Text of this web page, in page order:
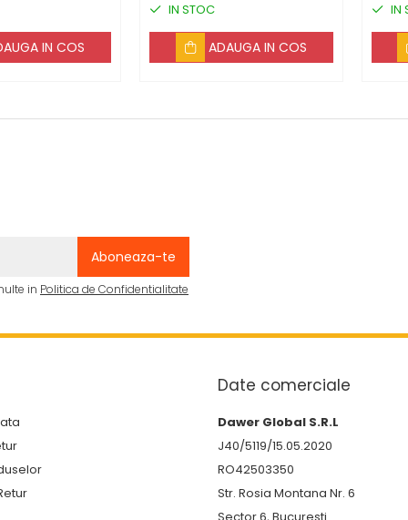
IN COS
condensatori, corp
fonta
IN STOC
ADAUGA IN COS
IN
in Politica de Confidentialitate
Date comerciale
Dawer Global S.R.L
J40/5119/15.05.2020
RO42503350
Str. Rosia Montana Nr. 6